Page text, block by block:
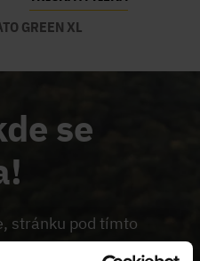
GREEN XL
se
stránku pod tímto
nemůžeme najít.
Buď je